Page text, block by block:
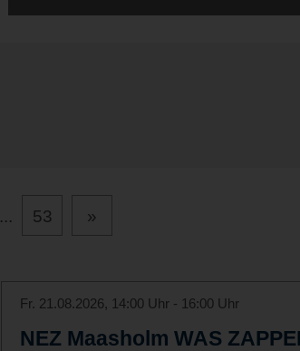
... 53 »
Fr. 21.08.2026, 14:00 Uhr - 16:00 Uhr
NEZ Maasholm WAS